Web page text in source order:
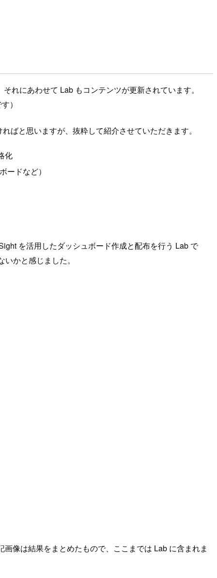
れにあわせて Lab もコンテンツが更新されています。
）
ばと思いますが、抜粋して紹介させていただきます。
化
ードなど）
を活用したダッシュボード作成と配布を行う Lab で
かと感じました。
像は結果をまとめたもので、ここまでは Lab に含まれま